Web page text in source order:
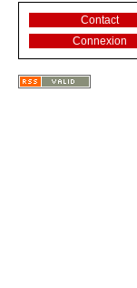
Contact
Connexion